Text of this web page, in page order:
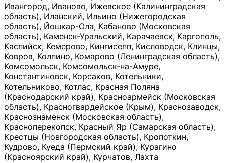
Ивангород, Иваново, Ижевское (Калининградская
область), Иланский, Ильино (Нижегородская
область), Йошкар-Ола, Кабаново (Московская
область), Каменск-Уральский, Карачаевск, Каргополь,
Каспийск, Кемерово, Кингисепп, Кисловодск, Клинцы,
Ковров, Колпино, Комарово (Ленинградская область),
Комсомольск, Комсомольск-на-Амуре,
Константиновск, Корсаков, Котельники,
Котельниково, Котлас, Красная Поляна
(Краснодарский край), Красноармейск (Московская
область), Красногвардейское (Крым), Краснозаводск,
Краснознаменск (Московская область),
Красноперекопск, Красный Яр (Самарская область),
Крестцы (Новгородская область), Кропоткин,
Кудрово, Куеда (Пермский край), Курагино
(Красноярский край), Курчатов, Лахта